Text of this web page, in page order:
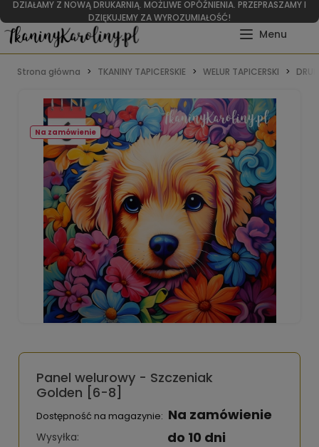
DZIAŁAMY Z NOWĄ DRUKARNIĄ. MOŻLIWE OPÓŹNIENIA. PRZEPRASZAMY I
DZIĘKUJEMY ZA WYROZUMIAŁOŚĆ!
Strona główna TKANINY TAPICERSKIE WELUR TAPICERSKI
Na zamówienie
Panel welurowy - Szczeniak
Golden [6-8]
Dostępność na magazynie: Na zamówienie
Wysyłka: do 10 dni